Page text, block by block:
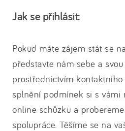
Jak se přihlásit:
Pokud máte zájem stát se
představte nám sebe a
prostřednictvím kontaktního
splnění podmínek si s vámi
online schůzku a
spolupráce. Těšíme se na